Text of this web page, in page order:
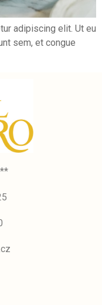
adipiscing elit. Ut eu
sem, et congue